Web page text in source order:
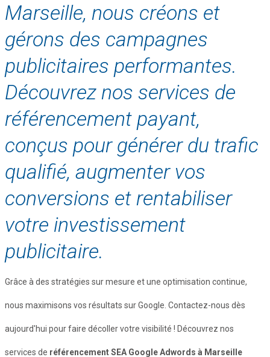
Marseille, nous créons et
gérons des campagnes
publicitaires performantes.
Découvrez nos services de
référencement payant,
conçus pour générer du trafic
qualifié, augmenter vos
conversions et rentabiliser
votre investissement
publicitaire.
Grâce à des stratégies sur mesure et une optimisation continue,
nous maximisons vos résultats sur Google. Contactez-nous dès
aujourd'hui pour faire décoller votre visibilité ! Découvrez nos
services de référencement SEA Google Adwords à Marseille